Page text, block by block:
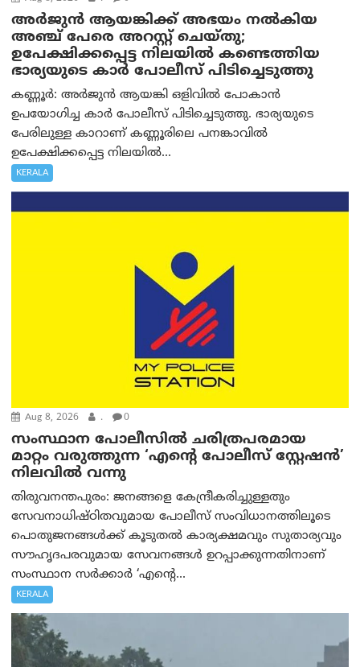
അര്‍ജുന്‍ ആയങ്കിക്ക് അഭയം നല്‍കിയ
അഞ്ച് പേരെ അറസ്റ്റ് ചെയ്തു;
ഉപേക്ഷിക്കപ്പെട്ട നിലയില്‍ കണ്ടെത്തിയ
ഭാര്യയുടെ കാര്‍ പോലീസ് പിടിച്ചെടുത്തു
കണ്ണൂർ: അർജുൻ ആയങ്കി ഒളിവിൽ പോകാൻ
ഉപയോഗിച്ച കാർ പോലീസ് പിടിച്ചെടുത്തു. ഭാര്യയുടെ
പേരിലുള്ള കാറാണ് കണ്ണൂരിലെ പനങ്കാവിൽ
ഉപേക്ഷിക്കപ്പെട്ട നിലയിൽ...
KERALA
Aug 8, 2026 . 0
സംസ്ഥാന പോലീസിൽ ചരിത്രപരമായ
മാറ്റം വരുത്തുന്ന ‘എന്റെ പോലീസ് സ്റ്റേഷൻ’
നിലവില്‍ വന്നു
തിരുവനന്തപുരം: ജനങ്ങളെ കേന്ദ്രീകരിച്ചുള്ളതും
സേവനാധിഷ്ഠിതവുമായ പോലീസ് സംവിധാനത്തിലൂടെ
പൊതുജനങ്ങൾക്ക് കൂടുതൽ കാര്യക്ഷമവും സുതാര്യവും
സൗഹൃദപരവുമായ സേവനങ്ങൾ ഉറപ്പാക്കുന്നതിനാണ്
സംസ്ഥാന സർക്കാർ ‘എന്റെ...
KERALA